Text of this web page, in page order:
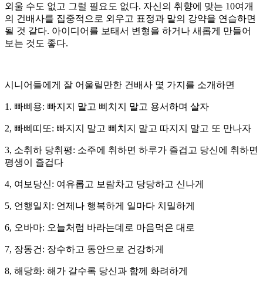
외울 수도 없고 그럴 필요도 없다. 자신의 취향에 맞는 10여개
의 건배사를 집중적으로 외우고 표정과 말의 강약을 연습하면
될 것 같다. 아이디어를 보태서 변형을 하거나 새롭게 만들어
보는 것도 좋다.
시니어들에게 잘 어울릴만한 건배사 몇 가지를 소개하면
1. 빠삐용: 빠지지 말고 삐치지 말고 용서하며 살자
2, 빠삐띠또: 빠지지 말고 삐치지 말고 따지지 말고 또 만나자
3, 소취하 당취평: 소주에 취하면 하루가 즐겁고 당신에 취하면
평생이 즐겁다
4, 여보당신: 여유롭고 보람차고 당당하고 신나게
5, 언행일치: 언제나 행복하게 일마다 치밀하게
6, 오바마: 오늘처럼 바라는데로 마음먹은 대로
7, 장동건: 장수하고 동안으로 건강하게
8, 해당화: 해가 갈수록 당신과 함께 화려하게